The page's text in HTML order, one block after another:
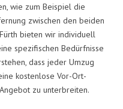
wie zum Beispiel die
zwischen den beiden
bieten wir individuell
spezifischen Bedürfnisse
dass jeder Umzug
kostenlose Vor-Ort-
zu unterbreiten.